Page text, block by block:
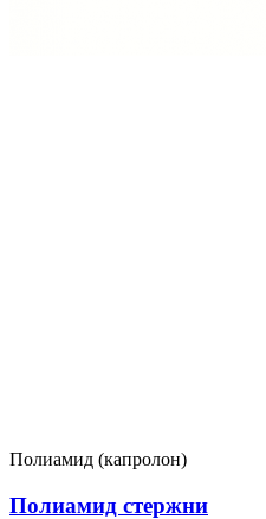
Полиамид (капролон)
Полиамид стержни